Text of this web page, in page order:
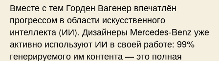
Вместе с тем Горден Вагенер впечатлён
прогрессом в области искусственного
интеллекта (ИИ). Дизайнеры Mercedes-Benz уже
активно используют ИИ в своей работе: 99%
генерируемого им контента — это полная